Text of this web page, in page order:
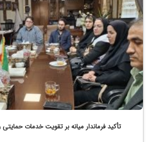
تأکید فرماندار میانه بر تقویت خدمات